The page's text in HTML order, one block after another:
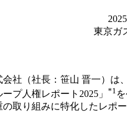
東京ガ
社（社長：笹山 晋一）は、
ープ人権レポート2025」 *1
の取り組みに特化したレポ